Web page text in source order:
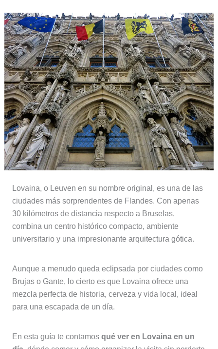
Lovaina, o Leuven en su nombre original, es una de las
ciudades más sorprendentes de Flandes. Con apenas
30 kilómetros de distancia respecto a Bruselas,
combina un centro histórico compacto, ambiente
universitario y una impresionante arquitectura gótica.
Aunque a menudo queda eclipsada por ciudades como
Brujas o Gante, lo cierto es que Lovaina ofrece una
mezcla perfecta de historia, cerveza y vida local, ideal
para una escapada de un día.
En esta guía te contamos qué ver en Lovaina en un